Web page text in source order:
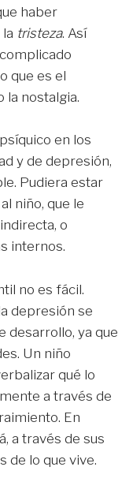
haber
tristeza. Así
que es el
la nostalgia.
en los
y de depresión,
Pudiera estar
niño, que le
o
internos.
no es fácil.
depresión se
desarrollo, ya que
Un niño
qué lo
a través de
En
a través de sus
de lo que vive.